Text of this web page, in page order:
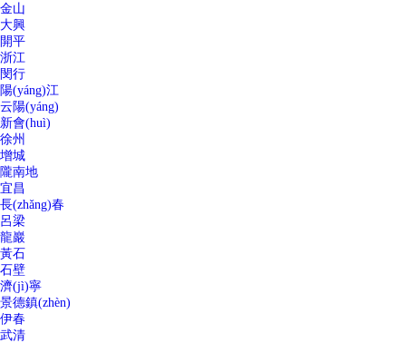
金山
大興
開平
浙江
閔行
陽(yáng)江
云陽(yáng)
新會(huì)
徐州
增城
隴南地
宜昌
長(zhǎng)春
呂梁
龍巖
黃石
石壁
濟(jì)寧
景德鎮(zhèn)
伊春
武清